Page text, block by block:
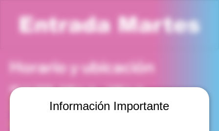
Información Importante
Entrada Martes
Horario y ubicación
28 jul 2026, 2:00 p. m. – 3:00 p. m.
Viña del Mar, Cam. Internacional 2440, Viña del Mar,
Valparaíso, Chile